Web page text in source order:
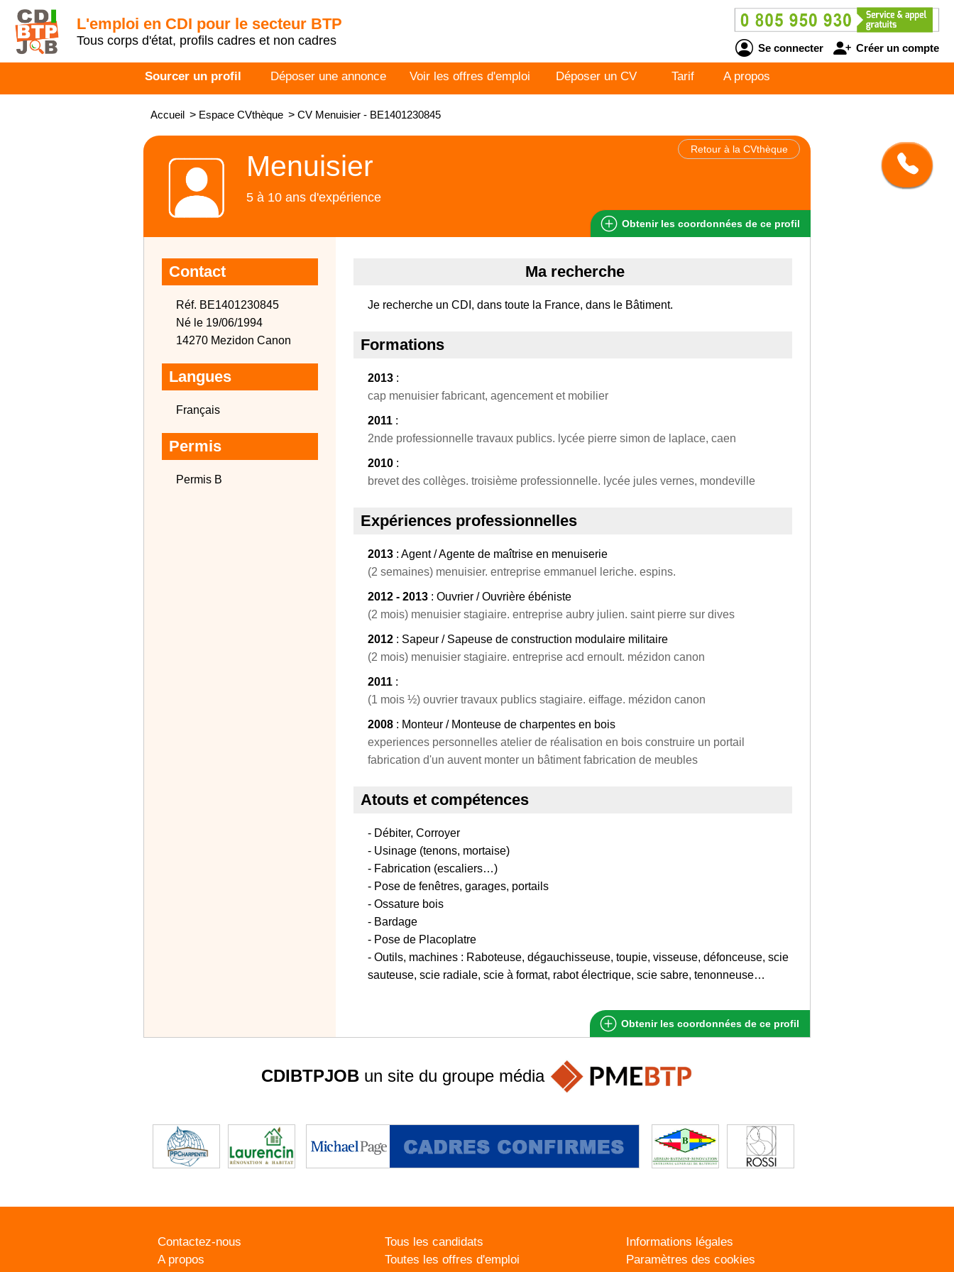
L'emploi en CDI pour le secteur BTP
Tous corps d'état, profils cadres et non cadres
Se connecter Créer un compte
Sourcer un profil Déposer une annonce Voir les offres d'emploi Déposer un CV Tarif A propos
Accueil > Espace CVthèque > CV Menuisier - BE1401230845
Retour à la CVthèque
Menuisier
5 à 10 ans d'expérience
Obtenir les coordonnées de ce profil
Contact
Réf. BE1401230845
Né le 19/06/1994
14270 Mezidon Canon
Langues
Français
Permis
Permis B
Ma recherche
Je recherche un CDI, dans toute la France, dans le Bâtiment.
Formations
2013 :
cap menuisier fabricant, agencement et mobilier
2011 :
2nde professionnelle travaux publics. lycée pierre simon de laplace, caen
2010 :
brevet des collèges. troisième professionnelle. lycée jules vernes, mondeville
Expériences professionnelles
2013 : Agent / Agente de maîtrise en menuiserie
(2 semaines) menuisier. entreprise emmanuel leriche. espins.
2012 - 2013 : Ouvrier / Ouvrière ébéniste
(2 mois) menuisier stagiaire. entreprise aubry julien. saint pierre sur dives
2012 : Sapeur / Sapeuse de construction modulaire militaire
(2 mois) menuisier stagiaire. entreprise acd ernoult. mézidon canon
2011 :
(1 mois ½) ouvrier travaux publics stagiaire. eiffage. mézidon canon
2008 : Monteur / Monteuse de charpentes en bois
experiences personnelles atelier de réalisation en bois construire un portail
fabrication d'un auvent monter un bâtiment fabrication de meubles
Atouts et compétences
- Débiter, Corroyer
- Usinage (tenons, mortaise)
- Fabrication (escaliers…)
- Pose de fenêtres, garages, portails
- Ossature bois
- Bardage
- Pose de Placoplatre
- Outils, machines : Raboteuse, dégauchisseuse, toupie, visseuse, défonceuse, scie
sauteuse, scie radiale, scie à format, rabot électrique, scie sabre, tenonneuse…
Obtenir les coordonnées de ce profil
CDIBTPJOBun site du groupe média
Contactez-nous
A propos
Tous les candidats
Toutes les offres d'emploi
Informations légales
Paramètres des cookies